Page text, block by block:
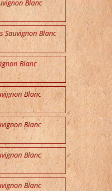
Blanc
Sauvignon Blanc
Blanc
Blanc
Blanc
Blanc
Blanc